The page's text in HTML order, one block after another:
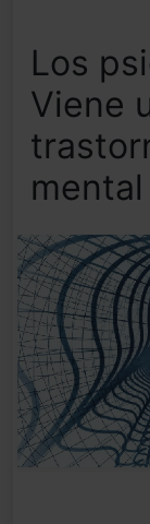
Los
Viene
mental